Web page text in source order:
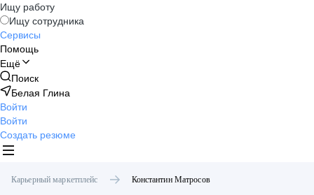
Ищу работу
Ищу сотрудника
Сервисы
Помощь
Ещё
Поиск
Белая Глина
Войти
Войти
Создать резюме
Карьерный маркетплейс Константин Матросов